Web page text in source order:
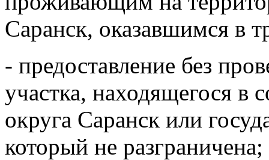
Саранск, оказавшимся в
- предоставление без
участка, находящегося в
округа Саранск или
который не разграничена;